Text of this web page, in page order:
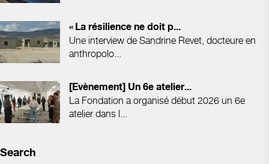
« La résilience ne doit p...
Une interview de Sandrine Revet, docteure en
anthropolo...
[Evènement] Un 6e atelier...
La Fondation a organisé début 2026 un 6e
atelier dans l...
Search